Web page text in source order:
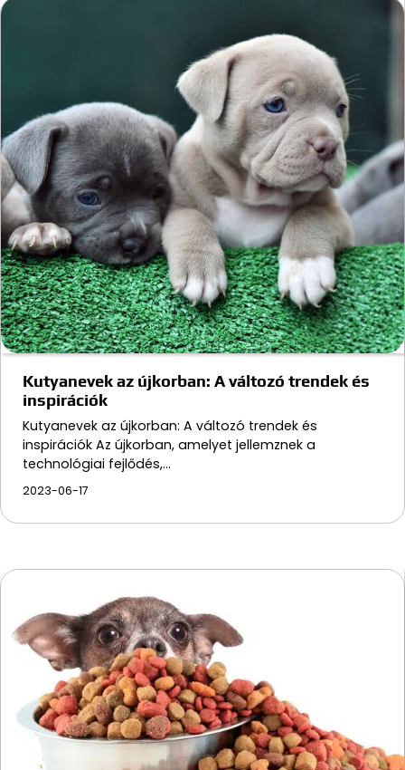
Kutyanevek az újkorban: A változó trendek és
inspirációk
Kutyanevek az újkorban: A változó trendek és
inspirációk Az újkorban, amelyet jellemznek a
technológiai fejlődés,…
2023-06-17